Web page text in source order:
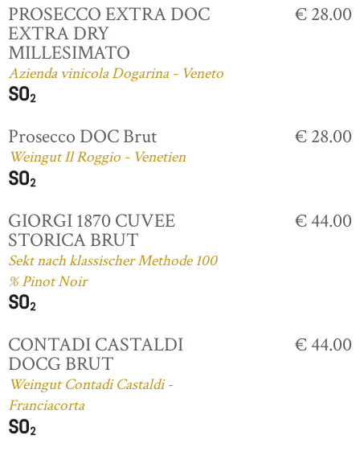
PROSECCO EXTRA DOC
EXTRA DRY
MILLESIMATO
Azienda vinicola Dogarina - Veneto
€ 28.00
Prosecco DOC Brut
Weingut Il Roggio - Venetien
€ 28.00
GIORGI 1870 CUVEE
STORICA BRUT
Sekt nach klassischer Methode 100
% Pinot Noir
€ 44.00
CONTADI CASTALDI
DOCG BRUT
Weingut Contadi Castaldi -
Franciacorta
€ 44.00